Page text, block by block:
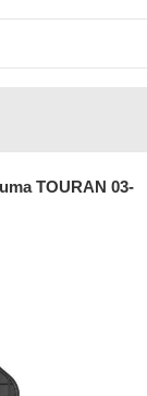
TOURAN 03-